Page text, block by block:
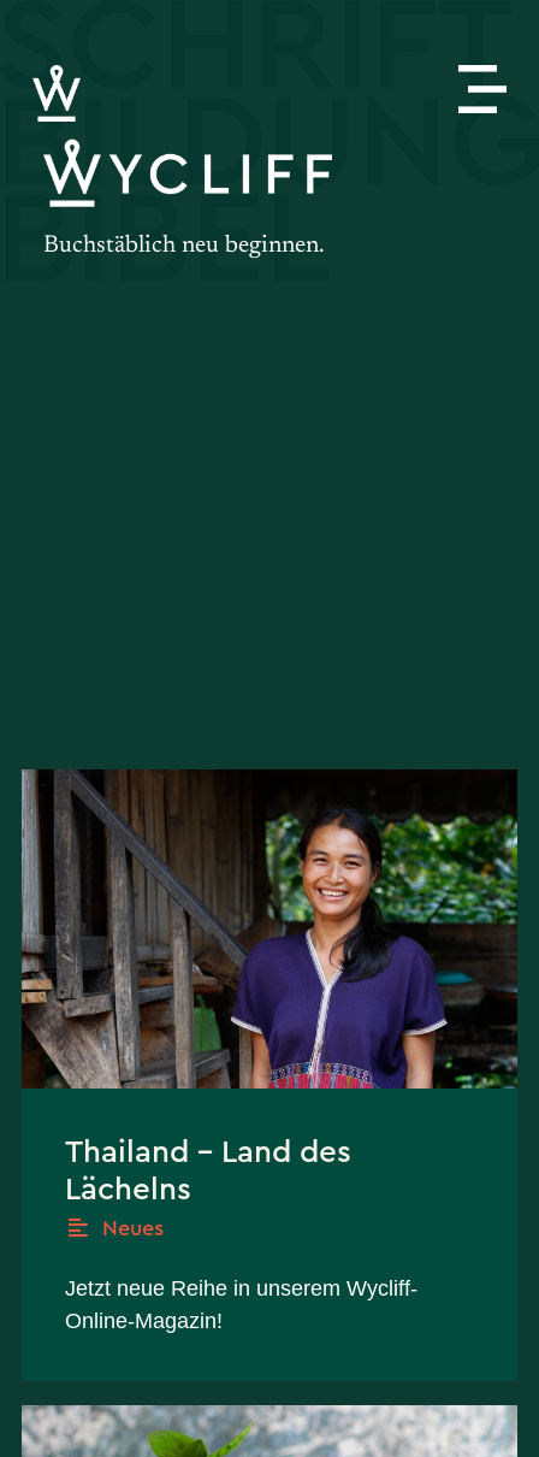
Buchstäblich neu beginnen.
Thailand – Land des
Lächelns
Neues
Jetzt neue Reihe in unserem Wycliff-
Online-Magazin!